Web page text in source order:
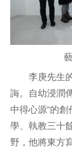
李庚先生
誨。自幼浸潤
中得心源”的
學、執教三十
野，他將東方